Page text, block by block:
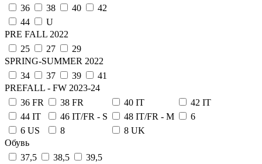
36
38 40
42
44
U
PRE FALL 2022
25
27
29
SPRING-SUMMER 2022
34
37 39
41
PREFALL - FW 2023-24
36 FR
38 FR 40 IT
42 IT
44 IT
46 IT/FR - S 48 IT/FR - M
6
6 US
8
8 UK
Обувь
37,5
38,5
39,5